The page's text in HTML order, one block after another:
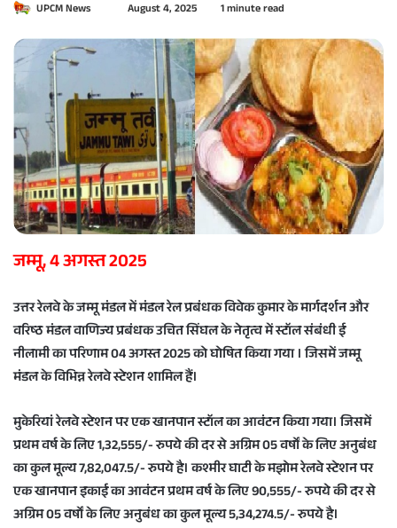
UPCM News
a
n
e
m
a
i
l
August 4, 2025 1 minute read
जम्मू, 4 अगस्त 2025
उत्तर रेलवे के जम्मू मंडल में मंडल रेल प्रबंधक विवेक कुमार के मार्गदर्शन और
वरिष्ठ मंडल वाणिज्य प्रबंधक उचित सिंघल के नेतृत्व में स्टॉल संबंधी ई
नीलामी का परिणाम 04 अगस्त 2025 को घोषित किया गया । जिसमें जम्मू
मंडल के विभिन्न रेलवे स्टेशन शामिल हैं।
मुकेरियां रेलवे स्टेशन पर एक खानपान स्टॉल का आवंटन किया गया‌। जिसमें
प्रथम वर्ष के लिए 1,32,555/- रुपये की दर से अग्रिम 05 वर्षों के लिए अनुबंध
का कुल मूल्य 7,82,047.5/- रुपये है। कश्मीर घाटी के मझोम रेलवे स्टेशन पर
एक खानपान इकाई का आवंटन प्रथम वर्ष के लिए 90,555/- रुपये की दर से
अग्रिम 05 वर्षों के लिए अनुबंध का कुल मूल्य 5,34,274.5/- रुपये है।